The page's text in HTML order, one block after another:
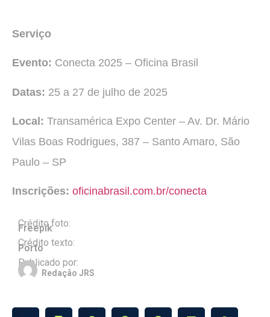
Serviço
Evento: Conecta 2025 – Oficina Brasil
Datas: 25 a 27 de julho de 2025
Local: Transamérica Expo Center – Av. Dr. Mário
Vilas Boas Rodrigues, 387 – Santo Amaro, São
Paulo – SP
Inscrições: oficinabrasil.com.br/conecta
Crédito foto:
Freepik
Crédito texto:
Porto
Publicado por:
Redação JRS